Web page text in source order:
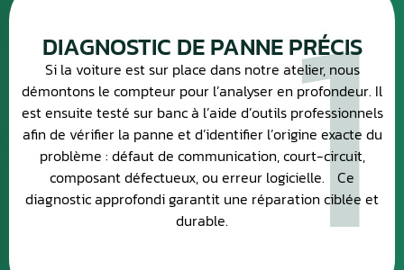
DIAGNOSTIC DE PANNE PRÉCIS
Si la voiture est sur place dans notre atelier, nous
démontons le compteur pour l’analyser en profondeur. Il
est ensuite testé sur banc à l’aide d’outils professionnels
afin de vérifier la panne et d’identifier l’origine exacte du
problème : défaut de communication, court-circuit,
composant défectueux, ou erreur logicielle. Ce
diagnostic approfondi garantit une réparation ciblée et
durable.